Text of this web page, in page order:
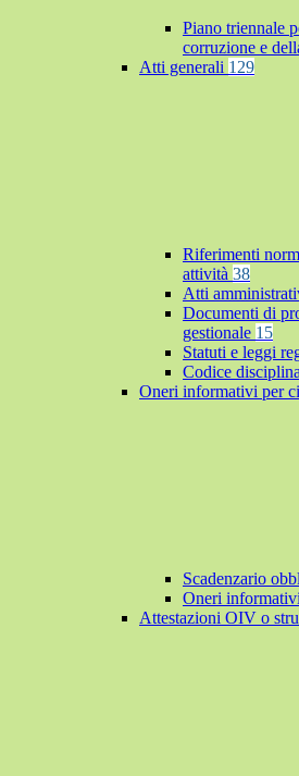
Piano triennale
corruzione e
Atti generali 129
Riferimenti
attività 38
Atti
Documenti di
gestionale 15
Statuti e leggi
Codice
Oneri informativi per
Scadenzario
Oneri
Attestazioni OIV o